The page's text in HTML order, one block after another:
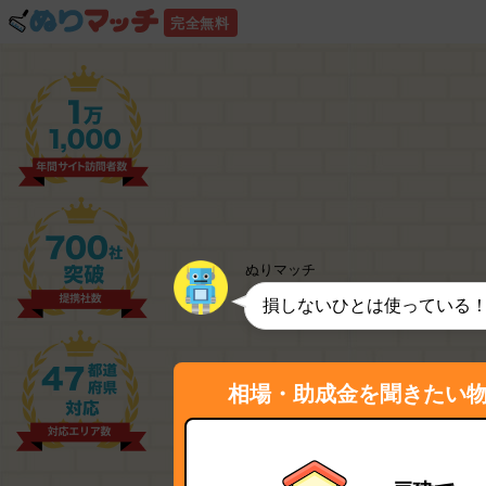
完全無料
損しないひとは使っている
ぬりマッチ
相場・助成金を聞きたい